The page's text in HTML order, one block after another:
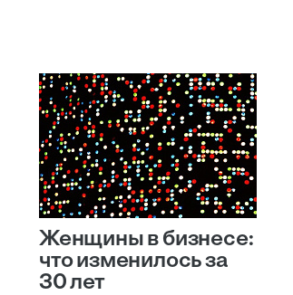
Женщины в бизнесе:
что изменилось за
30 лет